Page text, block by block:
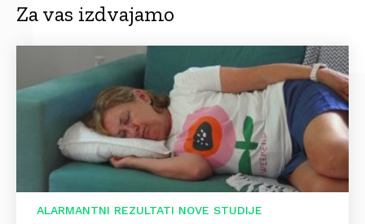
Za vas izdvajamo
ALARMANTNI REZULTATI NOVE STUDIJE